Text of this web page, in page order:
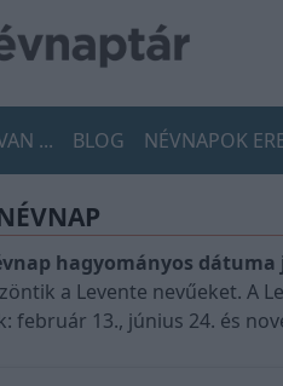
...
BLOG NÉVNAPOK
hagyományos dátuma
a Levente nevűeket. A
február 13., június 24. és